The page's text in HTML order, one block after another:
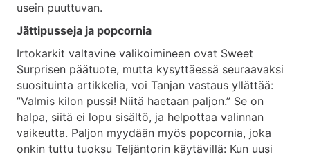
usein puuttuvan.
Jättipusseja ja popcornia
Irtokarkit valtavine valikoimineen ovat Sweet
Surprisen päätuote, mutta kysyttäessä seuraavaksi
suosituinta artikkelia, voi Tanjan vastaus yllättää:
”Valmis kilon pussi! Niitä haetaan paljon.” Se on
halpa, siitä ei lopu sisältö, ja helpottaa valinnan
vaikeutta. Paljon myydään myös popcornia, joka
onkin tuttu tuoksu Teljäntorin käytävillä: Kun uusi